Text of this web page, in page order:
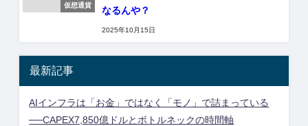
仮想通貨
なるんや？
2025年10月15日
最新記事
AIインフラは「お金」ではなく「モノ」で詰まっている
──CAPEX7,850億ドルとボトルネックの時間軸